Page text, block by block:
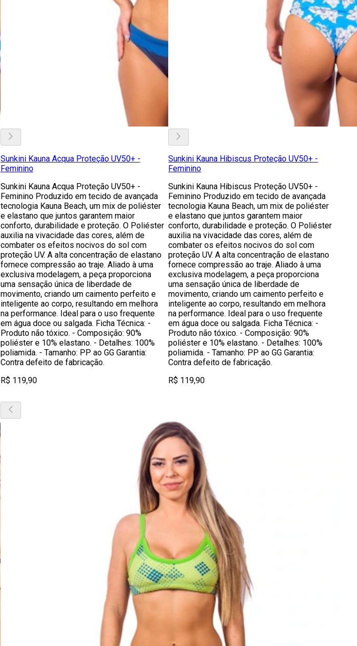
Sunkini Kauna Acqua Proteção UV50+ -
Feminino
Sunkini Kauna Acqua Proteção UV50+ -
Feminino Produzido em tecido de avançada
tecnologia Kauna Beach, um mix de poliéster
e elastano que juntos garantem maior
conforto, durabilidade e proteção. O Poliéster
auxilia na vivacidade das cores, além de
combater os efeitos nocivos do sol com
proteção UV. A alta concentração de elastano
fornece compressão ao traje. Aliado à uma
exclusiva modelagem, a peça proporciona
uma sensação única de liberdade de
movimento, criando um caimento perfeito e
inteligente ao corpo, resultando em melhora
na performance. Ideal para o uso frequente
em água doce ou salgada. Ficha Técnica: -
Produto não tóxico. - Composição: 90%
poliéster e 10% elastano. - Detalhes: 100%
poliamida. - Tamanho: PP ao GG Garantia:
Contra defeito de fabricação.
R$ 119,90
Sunkini Kauna Hibiscus Proteção UV50+ -
Feminino
Sunkini Kauna Hibiscus Proteção UV50+ -
Feminino Produzido em tecido de avançada
tecnologia Kauna Beach, um mix de poliéster
e elastano que juntos garantem maior
conforto, durabilidade e proteção. O Poliéster
auxilia na vivacidade das cores, além de
combater os efeitos nocivos do sol com
proteção UV. A alta concentração de elastano
fornece compressão ao traje. Aliado à uma
exclusiva modelagem, a peça proporciona
uma sensação única de liberdade de
movimento, criando um caimento perfeito e
inteligente ao corpo, resultando em melhora
na performance. Ideal para o uso frequente
em água doce ou salgada. Ficha Técnica: -
Produto não tóxico. - Composição: 90%
poliéster e 10% elastano. - Detalhes: 100%
poliamida. - Tamanho: PP ao GG Garantia:
Contra defeito de fabricação.
R$ 119,90